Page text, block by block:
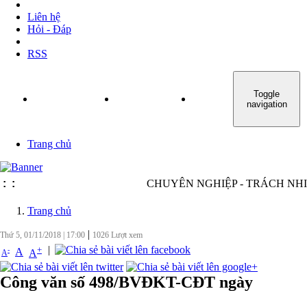
Liên hệ
Hỏi - Đáp
RSS
TIN TỨC - SỰ KIỆN
Toggle
navigation
Trang chủ
: : CHUYÊN NGHIỆP - TRÁCH
Trang chủ
Thứ 5, 01/11/2018 17:00 | 1026 Lượt xem
A- A A+ |
Công văn số 498/BVĐKT-CĐT ngày